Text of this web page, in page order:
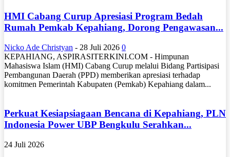
HMI Cabang Curup Apresiasi Program Bedah
Rumah Pemkab Kepahiang, Dorong Pengawasan...
Nicko Ade Christyan - 28 Juli 2026 0
KEPAHIANG, ASPIRASITERKINI.COM - Himpunan
Mahasiswa Islam (HMI) Cabang Curup melalui Bidang Partisipasi
Pembangunan Daerah (PPD) memberikan apresiasi terhadap
komitmen Pemerintah Kabupaten (Pemkab) Kepahiang dalam...
Perkuat Kesiapsiagaan Bencana di Kepahiang, PLN
Indonesia Power UBP Bengkulu Serahkan...
24 Juli 2026